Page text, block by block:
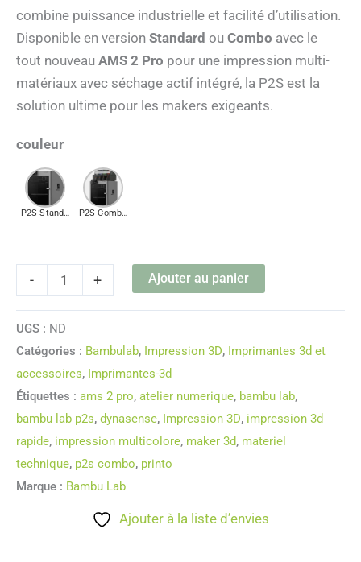
combine puissance industrielle et facilité d’utilisation.
Disponible en version Standard ou Combo avec le
tout nouveau AMS 2 Pro pour une impression multi-
matériaux avec séchage actif intégré, la P2S est la
solution ultime pour les makers exigeants.
couleur
P2S Standard P2S Combo (avec AMS 2 Pro)
- + Ajouter au panier
UGS : ND
Catégories : Bambulab, Impression 3D, Imprimantes 3d et
accessoires, Imprimantes-3d
Étiquettes : ams 2 pro, atelier numerique, bambu lab,
bambu lab p2s, dynasense, Impression 3D, impression 3d
rapide, impression multicolore, maker 3d, materiel
technique, p2s combo, printo
Marque : Bambu Lab
Ajouter à la liste d’envies